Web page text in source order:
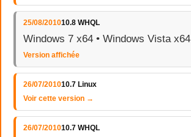
25/08/201010.8 WHQL
Windows 7 x64 • Windows Vista x64
Version affichée
26/07/201010.7 Linux
Voir cette version →
26/07/201010.7 WHQL